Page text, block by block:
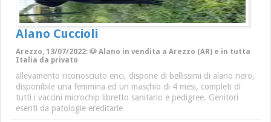
Alano Cuccioli
Arezzo, 13/07/2022: 🐶 Alano in vendita a Arezzo (AR) e in tutta
Italia da privato
allevamento riconosciuto enci, dispone di bellissimi di alano nero,
disponibile una femmina ed un maschio di 4 mesi, completi di
tutti i vaccini microchip libretto sanitario e pedigree. Genitori
esenti da patologie ereditarie